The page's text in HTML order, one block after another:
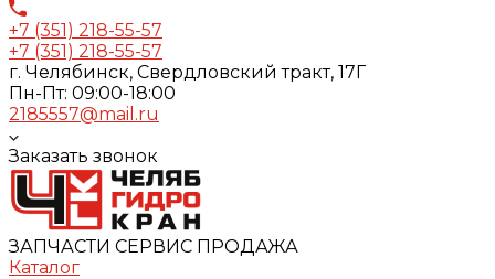
+7 (351) 218-55-57
+7 (351) 218-55-57
г. Челябинск, Свердловский тракт, 17Г
Пн-Пт: 09:00-18:00
2185557@mail.ru
Заказать звонок
ЗАПЧАСТИ СЕРВИС ПРОДАЖА
Каталог